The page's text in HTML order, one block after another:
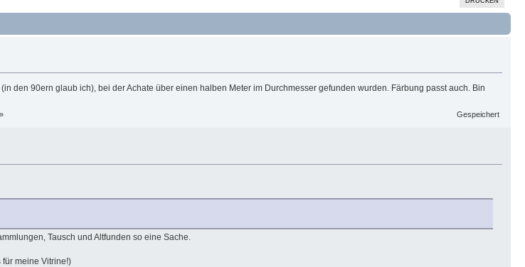
den 90ern glaub ich), bei der Achate über einen halben Meter im Durchmesser gefunden wurden. Färbung passt auch. Bin
Gespeichert
Tausch und Altfunden so eine Sache.
meine Vitrine!)